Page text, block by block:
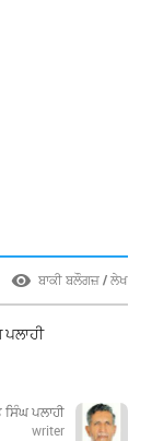
ਬਾਕੀ ਬਲੌਗਜ਼ / ਲੇਖ
ਪਲਾਹੀ
writer